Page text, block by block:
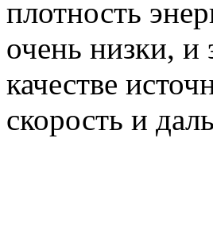
плотность
очень низки, и
качестве
скорость и